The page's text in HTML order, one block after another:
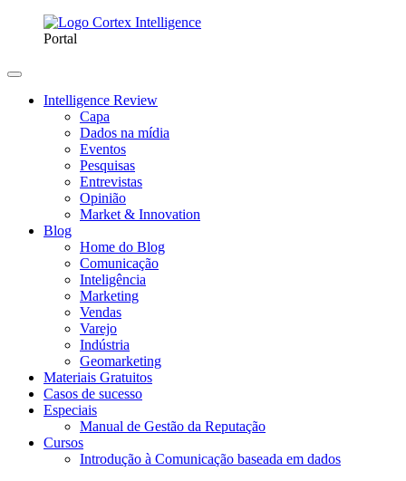
Portal
Intelligence Review
Capa
Dados na mídia
Eventos
Pesquisas
Entrevistas
Opinião
Market & Innovation
Blog
Home do Blog
Comunicação
Inteligência
Marketing
Vendas
Varejo
Indústria
Geomarketing
Materiais Gratuitos
Casos de sucesso
Especiais
Manual de Gestão da Reputação
Cursos
Introdução à Comunicação baseada em dados